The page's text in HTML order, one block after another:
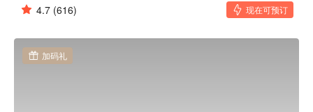
4.7 (616) 现在可预订
加码礼